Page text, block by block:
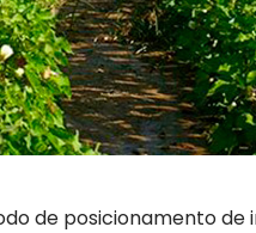
de posicionamento de